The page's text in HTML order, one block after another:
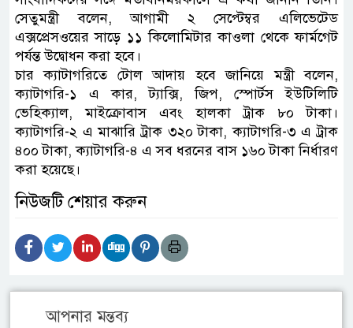
সেতুমন্ত্রী বলেন, আগামী ২ সেপ্টেম্বর এলিভেটেড
এক্সপ্রেসওয়ের সাড়ে ১১ কিলোমিটার কাওলা থেকে ফার্মগেট
পর্যন্ত উদ্বোধন করা হবে।
চার ক্যাটাগরিতে টোল আদায় হবে জানিয়ে মন্ত্রী বলেন,
ক্যাটাগরি-১ এ কার, ট্যাক্সি, জিপ, স্পোর্টস ইউটিলিটি
ভেহিক্যাল, মাইক্রোবাস এবং হালকা ট্রাক ৮০ টাকা।
ক্যাটাগরি-২ এ মাঝারি ট্রাক ৩২০ টাকা, ক্যাটাগরি-৩ এ ট্রাক
৪০০ টাকা, ক্যাটাগরি-৪ এ সব ধরনের বাস ১৬০ টাকা নির্ধারণ
করা হয়েছে।
নিউজটি শেয়ার করুন
আপনার মন্তব্য